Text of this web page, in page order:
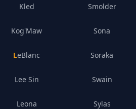
Kled
Kog'Maw
LeBlanc
Lee Sin
Leona
Smolder
Sona
Soraka
Swain
Sylas